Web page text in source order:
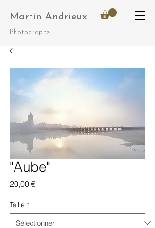
Martin Andrieux
Photographe
"Aube"
20,00 €Prix
Taille *